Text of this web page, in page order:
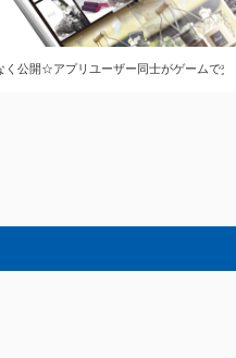
く公開☆アプリユーザー同士がゲームで